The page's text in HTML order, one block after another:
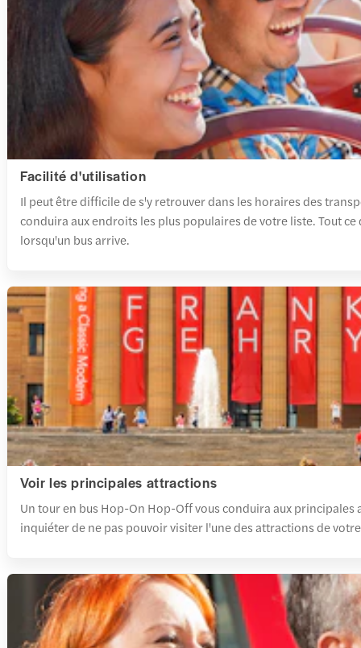
Facilité d'utilisation
Il peut être difficile de s'y retrouver dans les horaires des
conduira aux endroits les plus populaires de votre liste. Tout
lorsqu'un bus arrive.
Voir les principales attractions
Un tour en bus Hop-On Hop-Off vous conduira aux principales
inquiéter de ne pas pouvoir visiter l'une des attractions de